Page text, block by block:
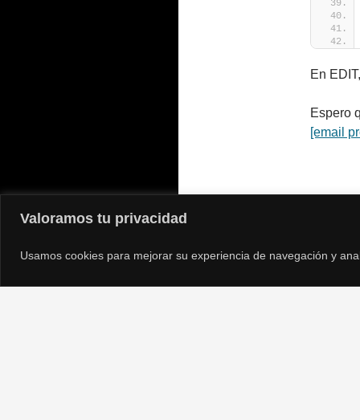
Valoramos tu privacidad
Usamos cookies para mejorar su experiencia de navegación y
En
Espero
[email